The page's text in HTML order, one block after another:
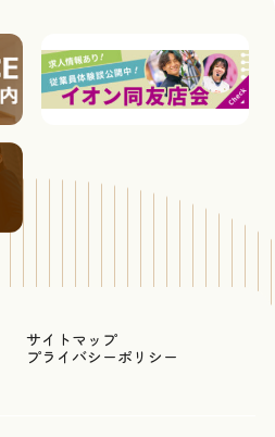
サイトマップ
プライバシーポリシー